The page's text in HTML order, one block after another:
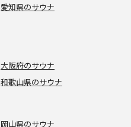
愛知県のサウナ
大阪府のサウナ
和歌山県のサウナ
岡山県のサウナ